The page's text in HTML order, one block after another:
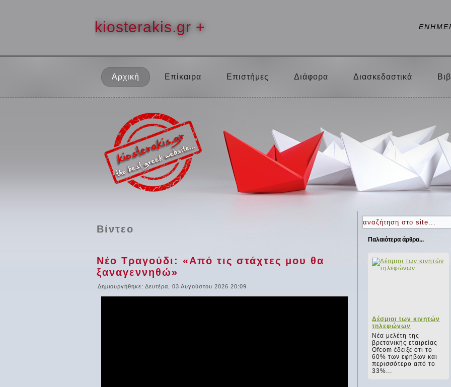
kiosterakis.gr +
Αρχική Επίκαιρα Επιστήμες Διάφορα Διασκεδαστικά
Βίντεο
Νέο Τραγούδι: «Από τις στάχτες μου θα
ξαναγεννηθώ»
Δημιουργήθηκε: Δευτέρα, 03 Αυγούστου 2026 20:09
Παλαιότερα άρθρα...
Δέσμιοι των κινητών
τηλεφώνων
Νέα μελέτη της
βρετανικής εταιρείας
Οfcom έδειξε ότι το
60% των εφήβων και
περισσότερο από το
33%...